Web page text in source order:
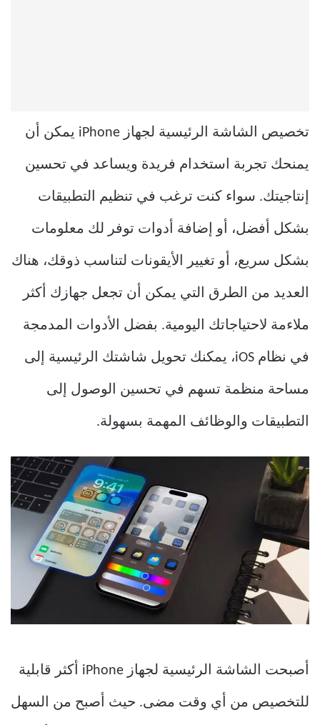
تخصيص الشاشة الرئيسية لجهاز iPhone يمكن أن
يمنحك تجربة استخدام فريدة ويساعد في تحسين
إنتاجيتك. سواء كنت ترغب في تنظيم التطبيقات
بشكل أفضل، أو إضافة أدوات توفر لك معلومات
بشكل سريع، أو تغيير الأيقونات لتناسب ذوقك، هناك
العديد من الطرق التي يمكن أن تجعل جهازك أكثر
ملاءمة لاحتياجاتك اليومية. بفضل الأدوات المدمجة
في نظام iOS، يمكنك تحويل شاشتك الرئيسية إلى
مساحة منظمة تسهم في تحسين الوصول إلى
التطبيقات والوظائف المهمة بسهولة.
أصبحت الشاشة الرئيسية لجهاز iPhone أكثر قابلية
للتخصيص من أي وقت مضى. حيث أصبح من السهل